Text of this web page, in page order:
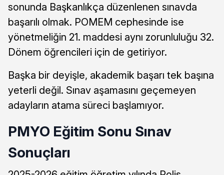
sonunda Başkanlıkça düzenlenen sınavda
başarılı olmak. POMEM cephesinde ise
yönetmeliğin 21. maddesi aynı zorunluluğu 32.
Dönem öğrencileri için de getiriyor.
Başka bir deyişle, akademik başarı tek başına
yeterli değil. Sınav aşamasını geçemeyen
adayların atama süreci başlamıyor.
PMYO Eğitim Sonu Sınav
Sonuçları